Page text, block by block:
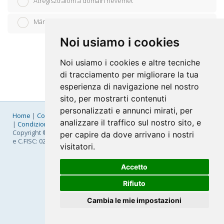
Noi usiamo i cookies
Noi usiamo i cookies e altre tecniche
di tracciamento per migliorare la tua
esperienza di navigazione nel nostro
sito, per mostrarti contenuti
personalizzati e annunci mirati, per
analizzare il traffico sul nostro sito, e
per capire da dove arrivano i nostri
visitatori.
Accetto
Rifiuto
Cambia le mie impostazioni
Már van domain nevem, azt használom
Home | Company| Listino Prezzi|Pagamenti|SLA|Privacy
| Condizioni Generali|Fatturazione Elettronica|Mappa
Copyright © 2026 FastNom Planetel S.p.A. - Divisione .Cloud - P.IVA
e C.FISC: 02831630161